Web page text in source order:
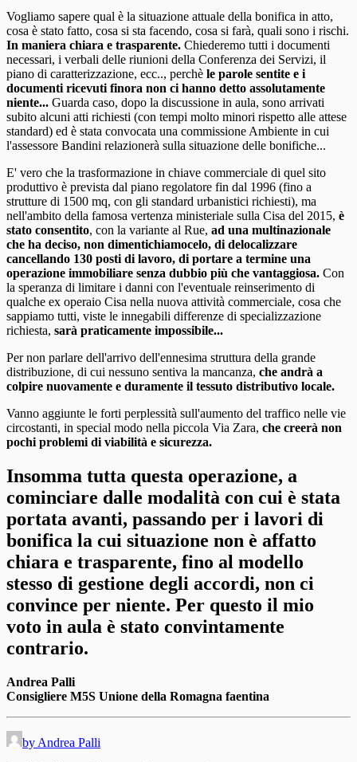
Vogliamo sapere qual è la situazione attuale della bonifica in atto,
cosa è stato fatto, cosa si sta facendo, cosa si farà, quali sono i rischi.
In maniera chiara e trasparente. Chiederemo tutti i documenti
necessari, i verbali delle riunioni della Conferenza dei Servizi, il
piano di caratterizzazione, ecc.., perchè le parole sentite e i
documenti ricevuti finora non ci hanno detto assolutamente
niente... Guarda caso, dopo la discussione in aula, sono arrivati
subito alcuni atti richiesti (con tempi molto minori rispetto alle attese
standard) ed è stata convocata una commissione Ambiente in cui
l'assessore Bandini relazionerà sulla situazione delle bonifiche...
E' vero che la trasformazione in chiave commerciale di quel sito
produttivo è prevista dal piano regolatore fin dal 1996 (fino a
strutture di 1500 mq, con gli standard urbanistici richiesti), ma
nell'ambito della famosa vertenza ministeriale sulla Cisa del 2015, è
stato consentito, con la variante al Rue, ad una multinazionale
che ha deciso, non dimentichiamocelo, di delocalizzare
cancellando 130 posti di lavoro, di portare a termine una
operazione immobiliare senza dubbio più che vantaggiosa. Con
la speranza di limitare i danni con l'eventuale reinserimento di
qualche ex operaio Cisa nella nuova attività commerciale, cosa che
sappiamo tutti, viste le innegabili differenze di specializzazione
richiesta, sarà praticamente impossibile...
Per non parlare dell'arrivo dell'ennesima struttura della grande
distribuzione, di cui nessuno sentiva la mancanza, che andrà a
colpire nuovamente e duramente il tessuto distributivo locale.
Vanno aggiunte le forti perplessità sull'aumento del traffico nelle vie
circostanti, in special modo nella piccola Via Zara, che creerà non
pochi problemi di viabilità e sicurezza.
Insomma tutta questa operazione, a
cominciare dalle modalità con cui è stata
portata avanti, passando per i lavori di
bonifica la cui situazione non è affatto
chiara e trasparente, fino al modello
stesso di gestione degli accordi, non ci
convince per niente. Per questo il mio
voto in aula è stato convintamente
contrario.
Andrea Palli
Consigliere M5S Unione della Romagna faentina
by Andrea Palli